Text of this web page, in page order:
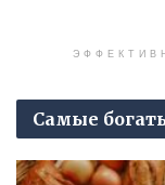
Самые